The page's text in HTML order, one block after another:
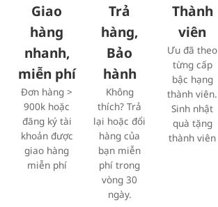
Giao
hàng
nhanh,
miễn phí
Đơn hàng >
900k hoặc
đăng ký tài
khoản được
giao hàng
miễn phí
Trả
hàng,
Bảo
hành
Không
thích? Trả
lại hoặc đổi
hàng của
bạn miễn
phí trong
vòng 30
ngày.
Thành
viên
Ưu đã theo
từng cấp
bậc hạng
thành viên.
Sinh nhật
quà tặng
thành viên